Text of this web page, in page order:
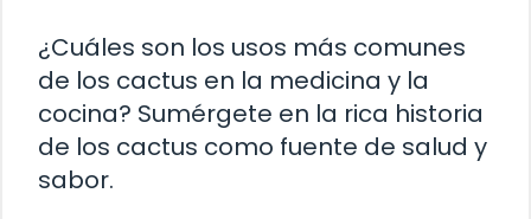
¿Cuáles son los usos más comunes
de los cactus en la medicina y la
cocina? Sumérgete en la rica historia
de los cactus como fuente de salud y
sabor.